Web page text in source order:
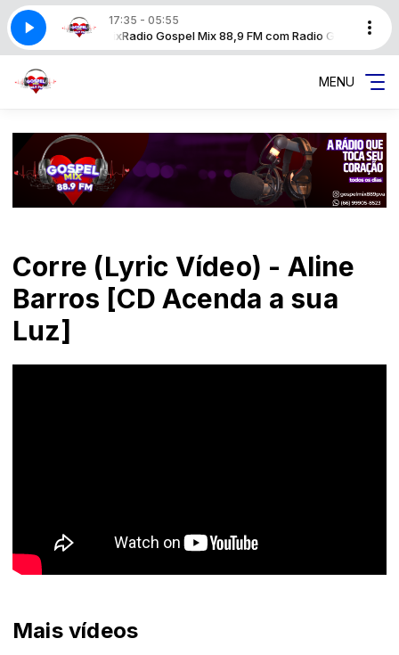
17:35 - 05:55
Radio Gospel Mix Radio Gospel Mix 88,9 FM com Radio Gospel Mix
MENU
Corre (Lyric Vídeo) - Aline
Barros [CD Acenda a sua
Luz]
Mais vídeos